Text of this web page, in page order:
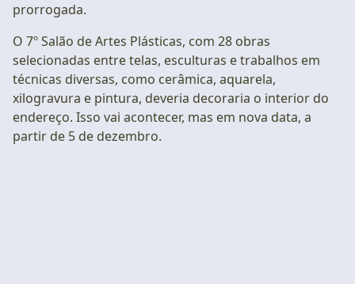
prorrogada.
O 7º Salão de Artes Plásticas, com 28 obras
selecionadas entre telas, esculturas e trabalhos em
técnicas diversas, como cerâmica, aquarela,
xilogravura e pintura, deveria decoraria o interior do
endereço. Isso vai acontecer, mas em nova data, a
partir de 5 de dezembro.